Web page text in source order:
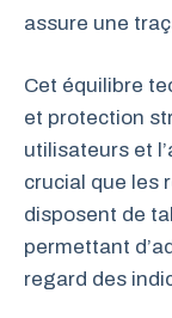
assure une
Cet équilibre
et protection
utilisateurs et
crucial que les
disposent de
permettant
regard des